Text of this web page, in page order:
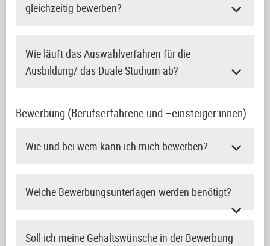
gleichzeitig bewerben?
Wie läuft das Auswahlverfahren für die
Ausbildung/ das Duale Studium ab?
Bewerbung (Berufserfahrene und –einsteiger:innen)
Wie und bei wem kann ich mich bewerben?
Welche Bewerbungsunterlagen werden benötigt?
Soll ich meine Gehaltswünsche in der Bewerbung